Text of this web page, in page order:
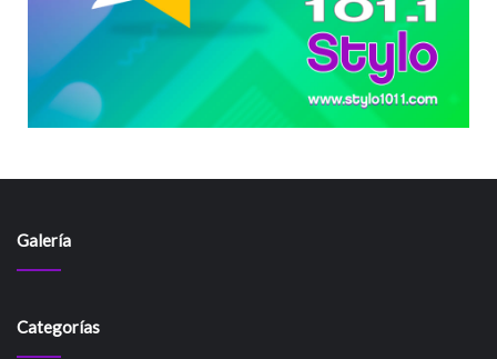
Galería
Categorías